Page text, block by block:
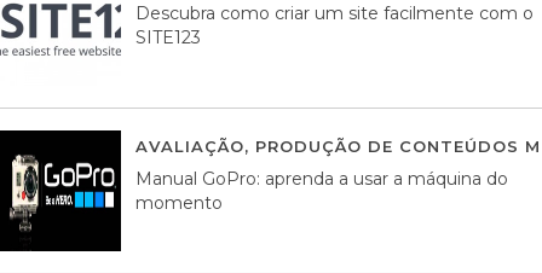
Descubra como criar um site facilmente com o
SITE123
AVALIAÇÃO, PRODUÇÃO DE CONTEÚDOS
Manual GoPro: aprenda a usar a máquina do
momento